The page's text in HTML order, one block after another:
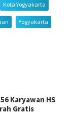
Kota Yogyakarta
Yogyakarta
Karyawan HS
Gratis